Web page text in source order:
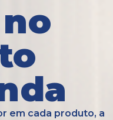
em cada produto, a